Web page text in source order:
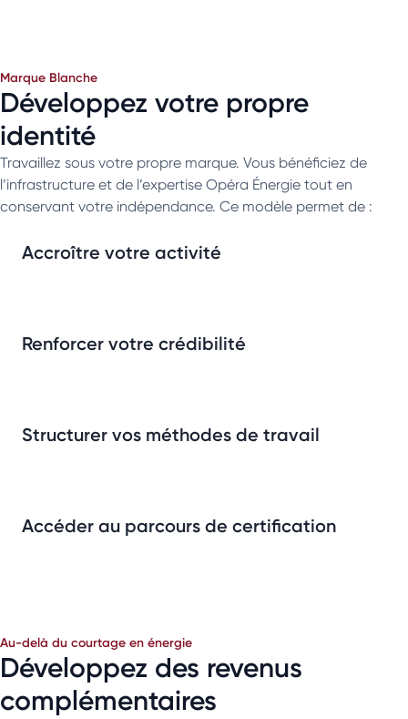
Marque Blanche
Développez votre propre
identité
Travaillez sous votre propre marque. Vous bénéficiez de
l’infrastructure et de l’expertise Opéra Énergie tout en
conservant votre indépendance. Ce modèle permet de :
Accroître votre activité
Renforcer votre crédibilité
Structurer vos méthodes de travail
Accéder au parcours de certification
Au-delà du courtage en énergie
Développez des revenus
complémentaires